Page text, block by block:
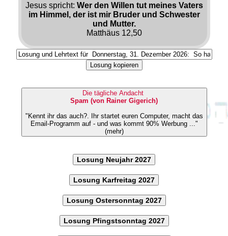
Jesus spricht: Wer den Willen tut meines Vaters
im Himmel, der ist mir Bruder und Schwester
und Mutter.
Matthäus 12,50
Losung kopieren
Die tägliche Andacht
Spam (von Rainer Gigerich)
"Kennt ihr das auch?. Ihr startet euren Computer, macht das
Email-Programm auf - und was kommt 90% Werbung ..."
(mehr)
Losung Neujahr 2027
Losung Karfreitag 2027
Losung Ostersonntag 2027
Losung Pfingstsonntag 2027